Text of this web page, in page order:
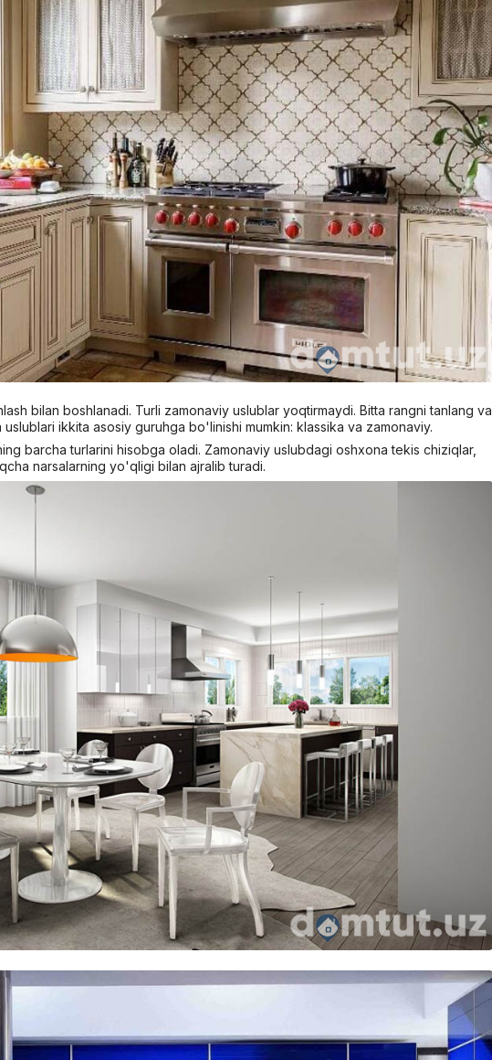
bilan boshlanadi. Turli zamonaviy uslublar yoqtirmaydi. Bitta rangni tanlang va
ikkita asosiy guruhga bo'linishi mumkin: klassika va zamonaviy.
barcha turlarini hisobga oladi. Zamonaviy uslubdagi oshxona tekis chiziqlar,
narsalarning yo'qligi bilan ajralib turadi.